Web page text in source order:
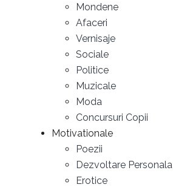
Mondene
Afaceri
Vernisaje
Sociale
Politice
Muzicale
Moda
Concursuri Copii
Motivationale
Poezii
Dezvoltare Personala
Erotice